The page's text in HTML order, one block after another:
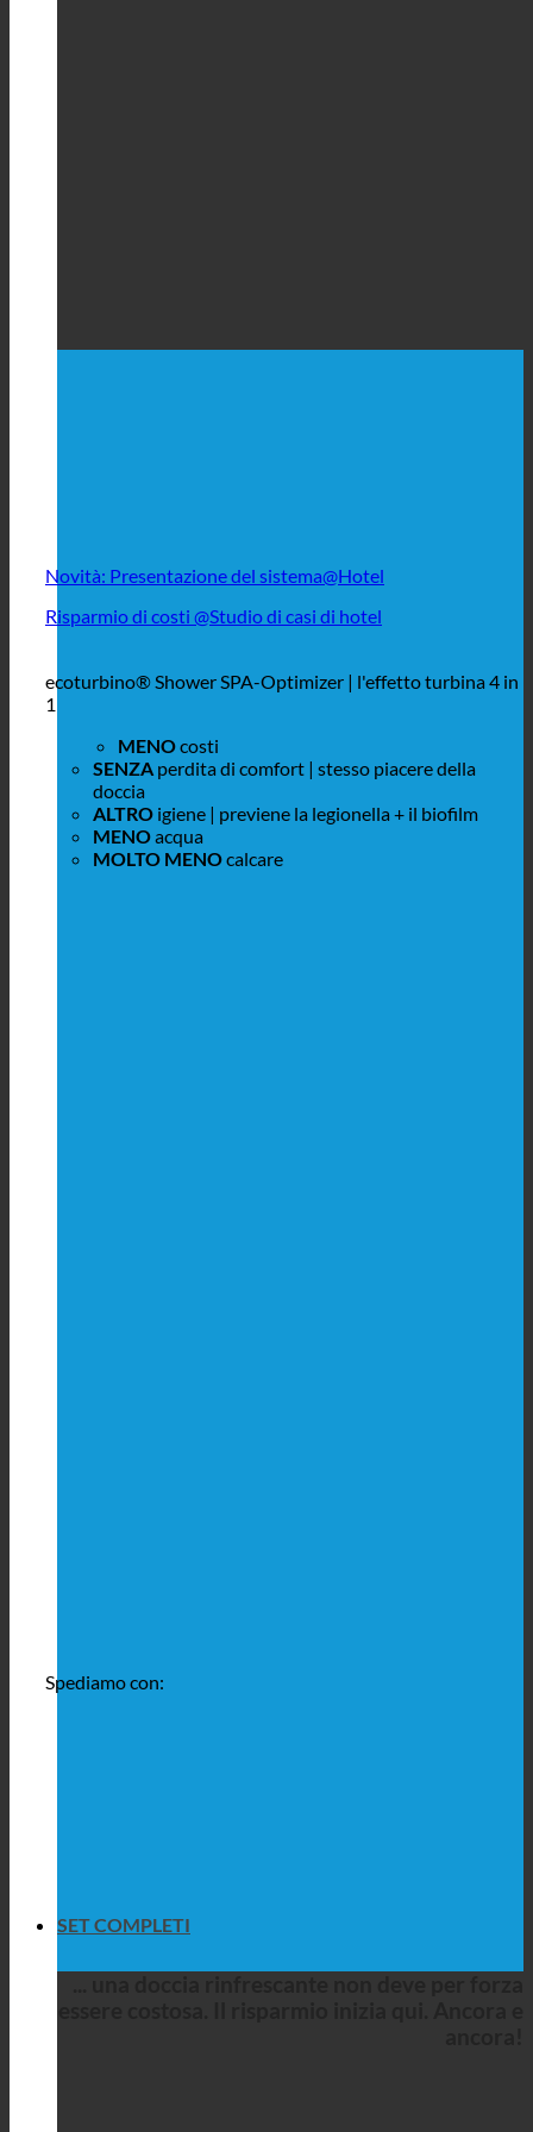
Novità: Presentazione del sistema@Hotel
Risparmio di costi @Studio di casi di hotel
ecoturbino® Shower SPA-Optimizer | l'effetto turbina 4 in
1
MENOcosti
SENZA perdita di comfort | stesso piacere della
doccia
ALTRO igiene | previene la legionella + il biofilm
MENOacqua
MOLTO MENOcalcare
Spediamo con:
SET COMPLETI